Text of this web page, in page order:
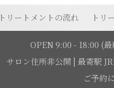
トリートメントの流れ トリ
OPEN 9:00 - 18:00 (
サロン住所非公開 | 最寄駅
ご予約